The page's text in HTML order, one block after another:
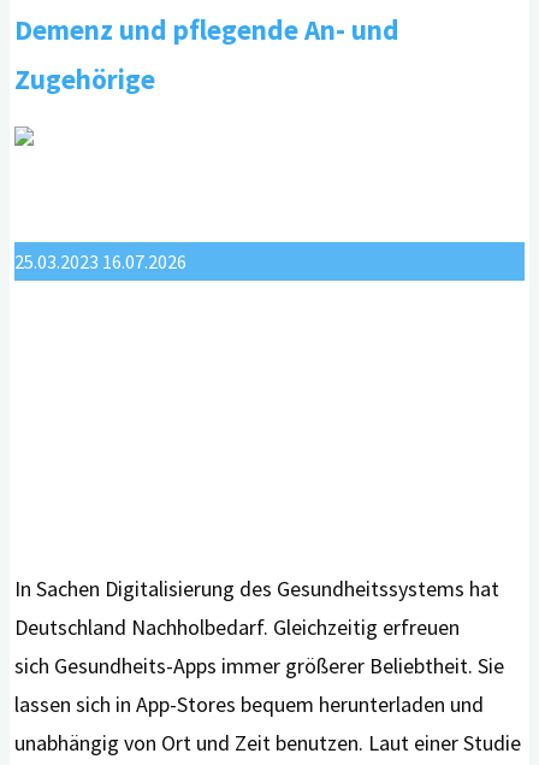
trotz
mangelhaft
Demenz und pflegende An- und
Zugehörige
25.03.2023 16.07.2026
In Sachen Digitalisierung des Gesundheitssystems hat
Deutschland Nachholbedarf. Gleichzeitig erfreuen
sich Gesundheits-Apps immer größerer Beliebtheit. Sie
lassen sich in App-Stores bequem herunterladen und
unabhängig von Ort und Zeit benutzen. Laut einer Studie